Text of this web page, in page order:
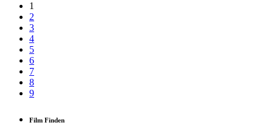
1
2
3
4
5
6
7
8
9
Film Finden